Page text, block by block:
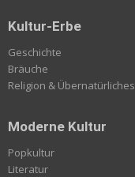
Kultur-Erbe
Geschichte
Bräuche
Religion & Übernatürliches
Moderne Kultur
Popkultur
Literatur